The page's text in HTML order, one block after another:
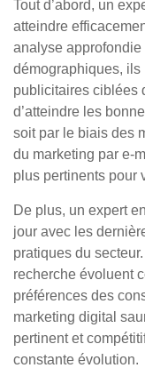
Tout d’abord, un
atteindre
analyse
démographiques, ils
publicitaires ciblées
d’atteindre les
soit par le biais des
du marketing par e-
plus pertinents pour
De plus, un expert
jour avec les
pratiques du
recherche évoluent
préférences des
marketing digital
pertinent et
constante évolution.